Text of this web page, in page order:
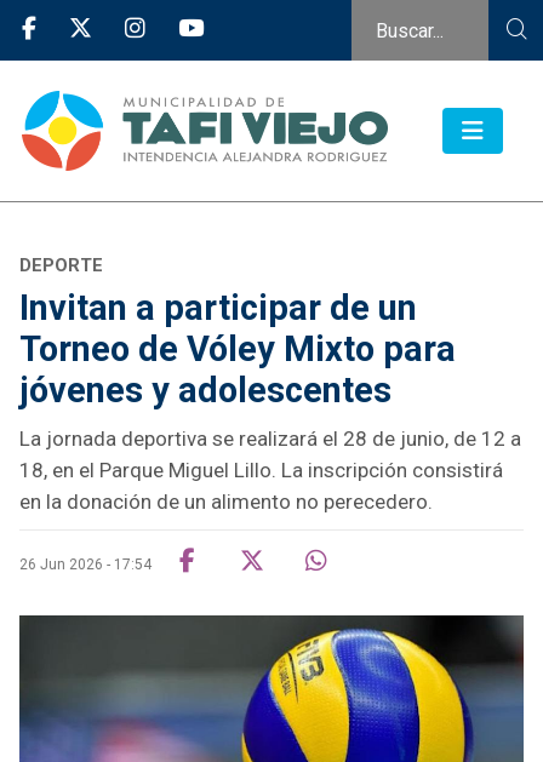
DEPORTE
Invitan a participar de un
Torneo de Vóley Mixto para
jóvenes y adolescentes
La jornada deportiva se realizará el 28 de junio, de 12 a
18, en el Parque Miguel Lillo. La inscripción consistirá
en la donación de un alimento no perecedero.
26 Jun 2026 - 17:54